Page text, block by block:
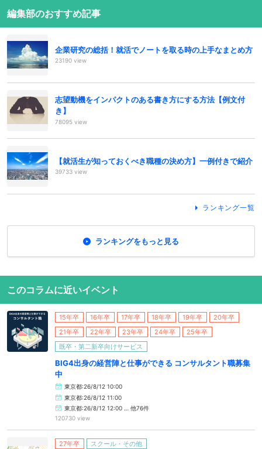
編集部のおすすめ記事
企業研究の総括！就活でノートを取る時の上手なまとめ方
23190 view
志望動機をインパクトのある書き方にする方法【例文付
き】
78095 view
【就活生が知っておくべき職種の決め方】一例付きで紹介
39733 view
ランキング一覧
ランキングをもっと見る
このコラムに近いイベント
15年卒 16年卒 17年卒 18年卒 19年卒
20年卒
21年卒
22年卒 23年卒 24年卒
25年卒
既卒・第二新卒向けサービス
BIG4出身の経営陣と仕事ができる コンサルタント職募集
中
東京都:26/8/12 10:00
東京都:26/8/12 11:00
東京都:26/8/12 12:00 … 他76件
120730 view
27年卒 スクール・その他